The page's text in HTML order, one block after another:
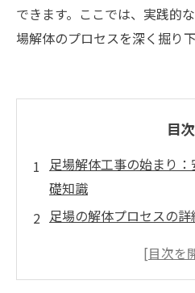
できます。ここでは、実践的
場解体のプロセスを深く掘り
目次
足場解体工事の始まり
礎知識
足場の解体プロセスの
リスク管理の必要性：